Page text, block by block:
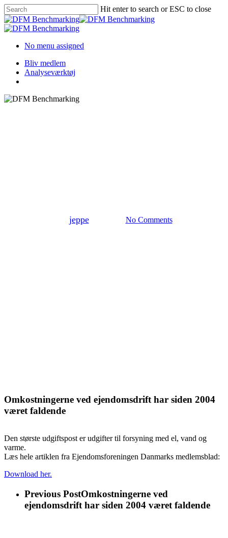
Skip
to
main
Hit enter to search or ESC to close
Close
Search
Menu
No menu assigned
Bliv medlem
Analyseværktøj
jeppe20/06/2022 No Comments
Omkostningerne ved ejendomsdrift har siden 2004
været faldende
Den største udgiftspost er udgifter til forsyning med el, vand og
varme.
Læs hele artiklen fra Ejendomsforeningen Danmarks medlemsblad:
Download her.
Previous PostOmkostningerne ved
ejendomsdrift har siden 2004 været faldende